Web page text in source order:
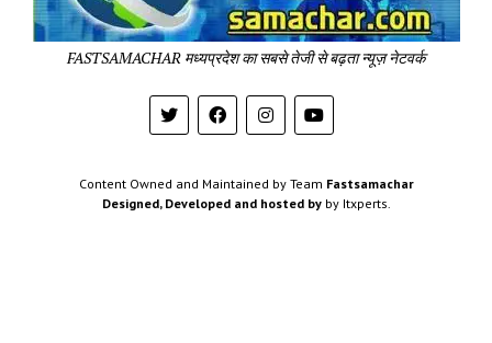
FASTSAMACHAR मध्यप्रदेश का सबसे तेजी से बढ़ता न्यूज़ नेटवर्क
Content Owned and Maintained by Team Fastsamachar
Designed, Developed and hosted byby Itxperts.